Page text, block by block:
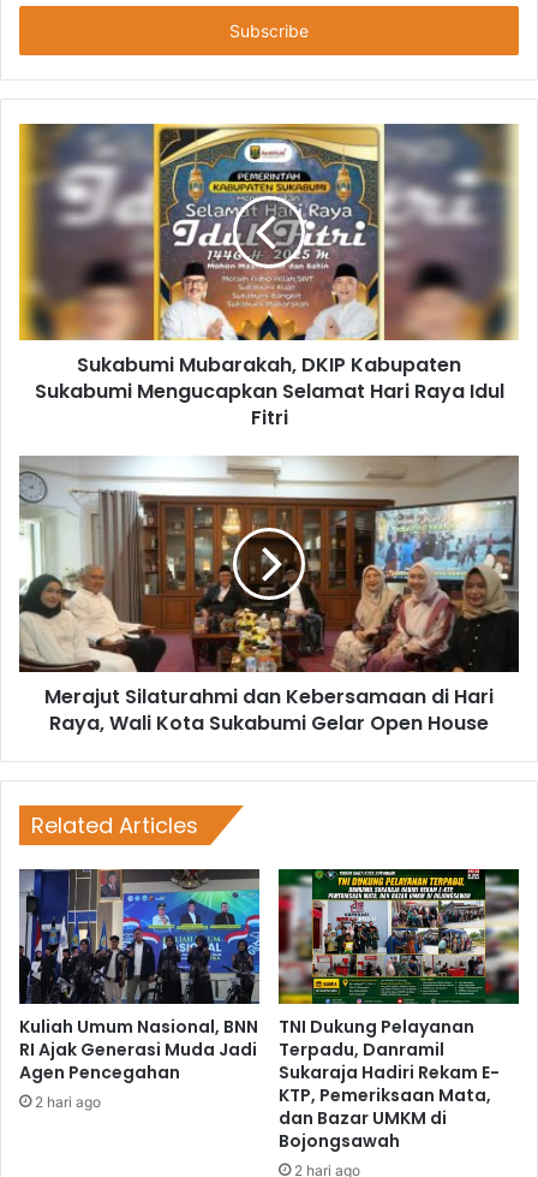
Anda
Sukabumi Mubarakah, DKIP Kabupaten
Sukabumi Mengucapkan Selamat Hari Raya Idul
Fitri
Merajut Silaturahmi dan Kebersamaan di Hari
Raya, Wali Kota Sukabumi Gelar Open House
Related Articles
Kuliah Umum Nasional, BNN
RI Ajak Generasi Muda Jadi
Agen Pencegahan
2 hari ago
TNI Dukung Pelayanan
Terpadu, Danramil
Sukaraja Hadiri Rekam E-
KTP, Pemeriksaan Mata,
dan Bazar UMKM di
Bojongsawah
2 hari ago